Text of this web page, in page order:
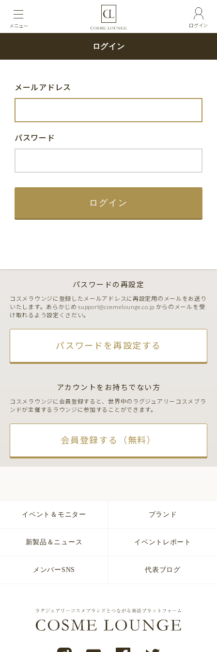
ログイン
メニュー
ログイン
メールアドレス
パスワード
パスワードの再設定
コスメラウンジに登録したメールアドレスに再設定用のメールをお送り
いたします。あらかじめ support@cosmelounge.co.jp からのメールを受
け取れるよう設定くさだい。
パスワードを再設定する
アカウントをお持ちでない方
コスメラウンジに会員登録すると、世界中のラグジュアリーコスメブラ
ンドが主催するラウンジに参加することができます。
会員登録する（無料）
イベント＆モニター ブランド
新製品＆ニュース イベントレポート
メンバーSNS 代表ブログ